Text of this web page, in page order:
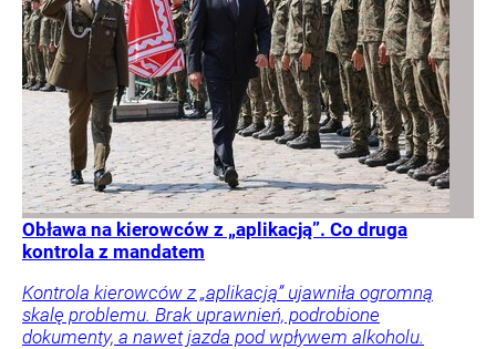
Obława na kierowców z „aplikacją”. Co druga
kontrola z mandatem
Kontrola kierowców z „aplikacją” ujawniła ogromną
skalę problemu. Brak uprawnień, podrobione
dokumenty, a nawet jazda pod wpływem alkoholu.